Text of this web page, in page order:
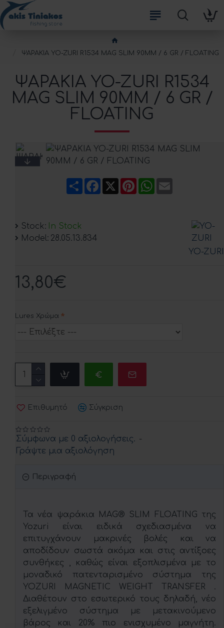
ΨΑΡΑΚΙΑ YO-ZURI R1534 MAG SLIM 90MM / 6 GR / FLOATING
ΨΑΡΑΚΙΑ YO-ZURI R1534
MAG SLIM 90MM / 6 GR /
FLOATING
ShareFacebook
X PinterestWhatsApp
Stock:
In Stock
Model: 28.05.13.834
YO-ZURI
Σύμφωνα με 0 αξιολογήσεις. -
Γράψτε μια αξιολόγηση
13,80€
Lures Χρώμα
Επιθυμητό Σύγκριση
Περιγραφή
Τα νέα ψαράκια MAG® SLIM FLOATING της
Yozuri είναι ειδικά σχεδιασμένα να
επιτυγχάνουν μακρινές βολές και να
αποδίδουν σωστά ακόμα και στις αντίξοες
συνθήκες , καθώς είναι εξοπλισμένα με το
μοναδικό πατενταρισμένο σύστημα της
YOZURI MAGNETIC WEIGHT TRANSFER .
Διαθέτουν στο εσωτερικό τους δηλαδή, νέο
εξελιγμένο σύστημα με μετακινούμενο
βάρος και 20% πιο ενισχυμένο μαγνήτη.